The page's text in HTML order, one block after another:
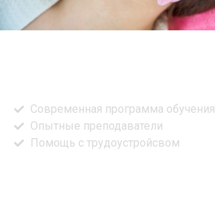
Современная программа обучения
Опытные преподаватели
Помощь с трудоустройсвом